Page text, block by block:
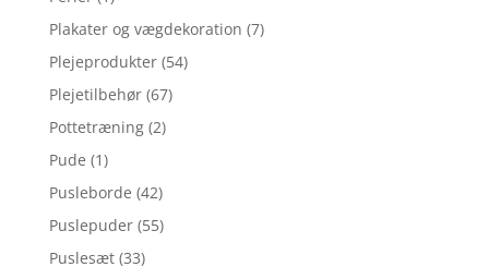
Plakater og vægdekoration (7)
Plejeprodukter (54)
Plejetilbehør (67)
Pottetræning (2)
Pude (1)
Pusleborde (42)
Puslepuder (55)
Puslesæt (33)